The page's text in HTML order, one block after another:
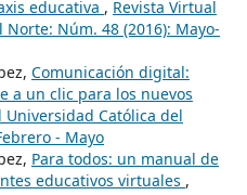
educativa , Revista Virtual
Núm. 48 (2016): Mayo-
Comunicación digital:
a un clic para los nuevos
Universidad Católica del
- Mayo
Para todos: un manual de
educativos virtuales ,